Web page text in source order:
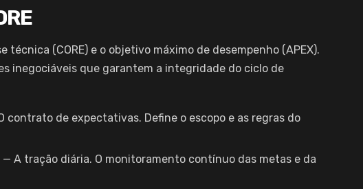
técnica (CORE) e o objetivo máximo de desempenho (APEX).
inegociáveis que garantem a integridade do ciclo de
contrato de expectativas. Define o escopo e as regras do
— A tração diária. O monitoramento contínuo das metas e da